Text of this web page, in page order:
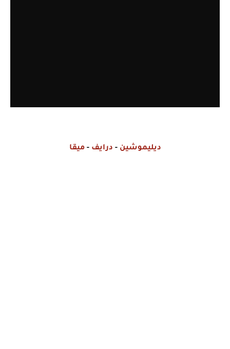
ديليموشين- درايف-ميقا